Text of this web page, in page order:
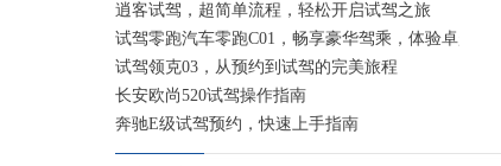
逍客试驾，超简单流程，轻松开启试驾之旅
试驾零跑汽车零跑C01，畅享豪华驾乘，体验卓越性能
试驾领克03，从预约到试驾的完美旅程
长安欧尚520试驾操作指南
奔驰E级试驾预约，快速上手指南